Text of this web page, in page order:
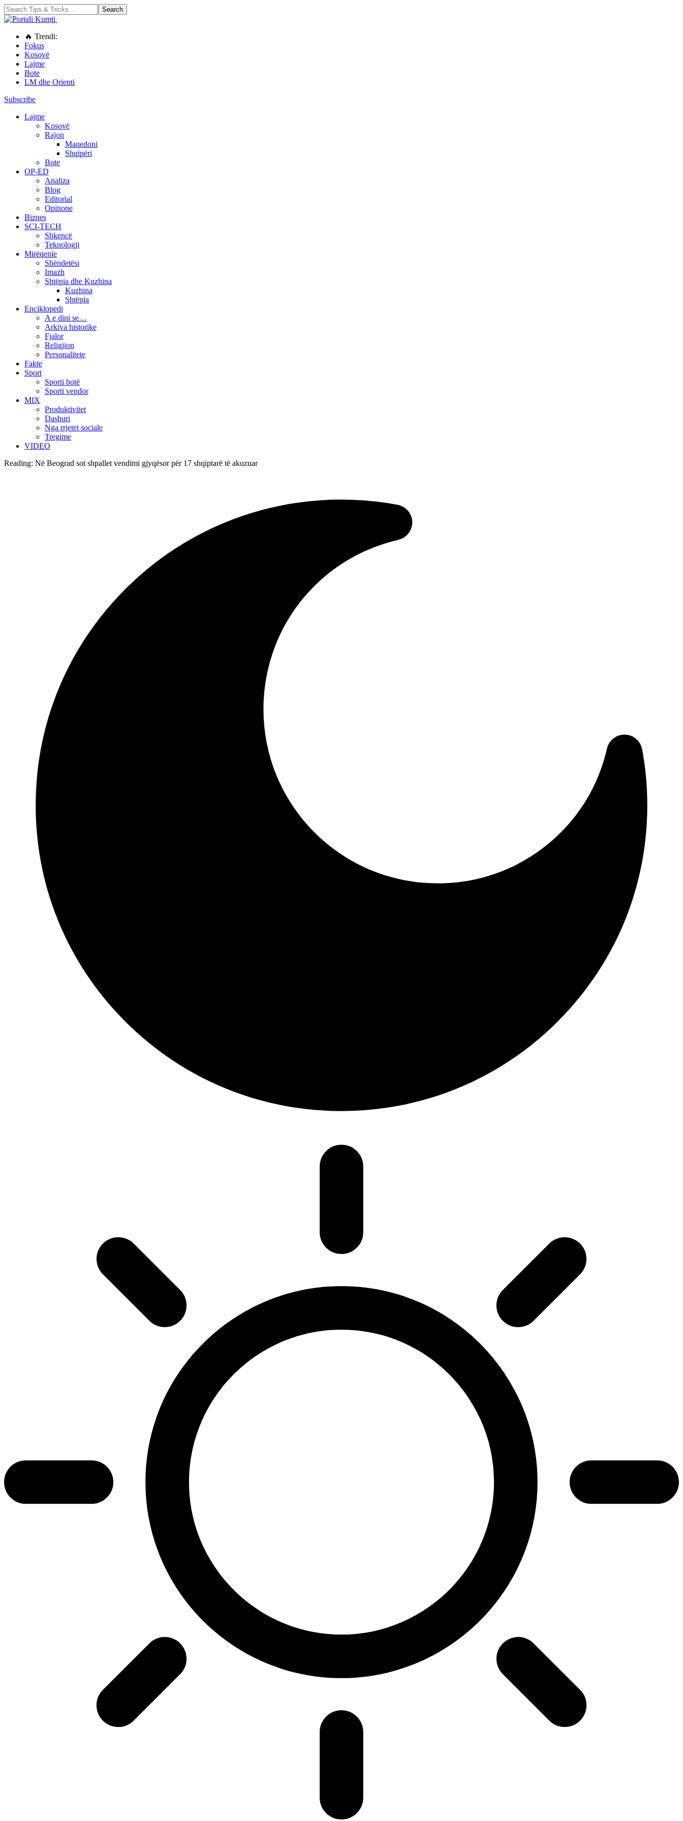
🔥 Trendi:
Fokus
Kosovë
Lajme
Bote
LM dhe Orienti
Subscribe
Lajme
Kosovë
Rajon
Maqedoni
Shqipëri
Bote
OP-ED
Analiza
Blog
Editorial
Opinone
Biznes
SCI-TECH
Shkencë
Teknologji
Mirëqenie
Shëndetësi
Imazh
Shtëpia dhe Kuzhina
Kuzhina
Shtëpia
Enciklopedi
A e dini se…
Arkiva historike
Fjalor
Religjion
Personalitete
Fakte
Sport
Sporti botë
Sporti vendor
MIX
Produktivitet
Dashuri
Nga rrjetet sociale
Tregime
VIDEO
Reading: Në Beograd sot shpallet vendimi gjyqësor për 17 shqiptarë të akuzuar